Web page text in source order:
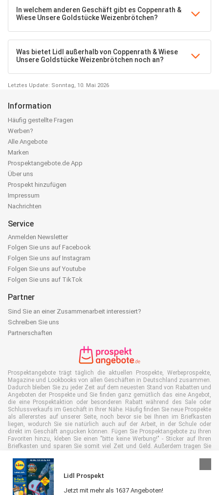
In welchem anderen Geschäft gibt es Coppenrath &
Wiese Unsere Goldstücke Weizenbrötchen?
Was bietet Lidl außerhalb von Coppenrath & Wiese
Unsere Goldstücke Weizenbrötchen noch an?
Letztes Update: Sonntag, 10. Mai 2026
Lidl Prospekt
Jetzt mit mehr als 1637 Angeboten!
Information
Häufig gestellte Fragen
Werben?
Alle Angebote
Marken
Prospektangebote.de App
Über uns
Prospekt hinzufügen
Impressum
Nachrichten
Service
Anmelden Newsletter
Folgen Sie uns auf Facebook
Folgen Sie uns auf Instagram
Folgen Sie uns auf Youtube
Folgen Sie uns auf TikTok
Partner
Sind Sie an einer Zusammenarbeit interessiert?
Schreiben Sie uns
Partnerschaften
Prospektangebote trägt täglich die aktuellen Prospekte, Werbeprospekte,
Magazine und Lookbooks von allen Geschäften in Deutschland zusammen.
Dadurch bleiben Sie zu jeder Zeit auf dem neuesten Stand von Rabatten und
Angeboten der Prospekte und Sie finden ganz gemütlich das eine Angebot,
die eine Prospektaktion oder besonderen Rabatt während des Sale oder
Schlussverkaufs im Geschäft in Ihrer Nähe. Häufig finden Sie neue Prospekte
als allererstes auf unserer Seite, noch bevor sie bei Ihnen im Briefkasten
liegen, wodurch Sie sie natürlich auch auf der Arbeit, in der Schule oder
direkt im Geschäft angucken können. Fügen Sie Prospektangebote zu Ihren
Favoriten hinzu, kleben Sie einen "bitte keine Werbung!" - Sticker auf Ihren
Briefkasten und sparen Sie somit viel Zeit und Geld. Außerdem tragen Sie
ist.